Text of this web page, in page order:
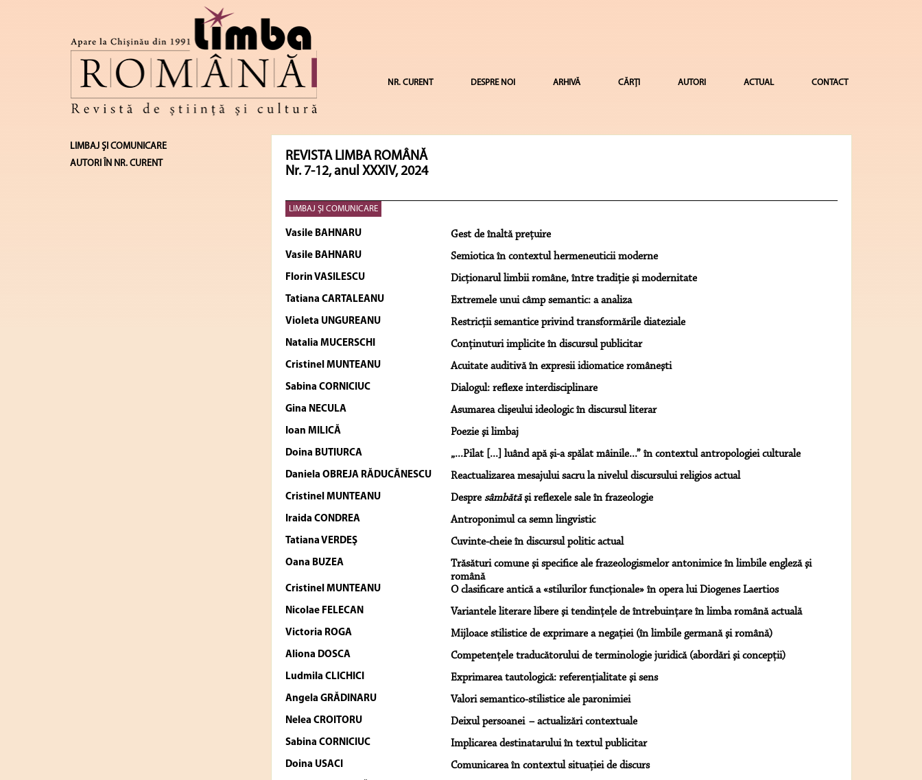
NR. CURENT DESPRE NOI ARHIVĂ CĂRȚI AUTORI ACTUAL CONTACT
LIMBAJ ŞI COMUNICARE
AUTORI ÎN NR. CURENT
REVISTA LIMBA ROMÂNĂ
Nr. 7-12, anul XXXIV, 2024
LIMBAJ ŞI COMUNICARE
Vasile BAHNARU Gest de înaltă preţuire
Vasile BAHNARU Semiotica în contextul hermeneuticii moderne
Florin VASILESCU Dicţionarul limbii române, între tradiţie şi modernitate
Tatiana CARTALEANU Extremele unui câmp semantic: a analiza
Violeta UNGUREANU Restricţii semantice privind transformările diateziale
Natalia MUCERSCHI Conţinuturi implicite în discursul publicitar
Cristinel MUNTEANU Acuitate auditivă în expresii idiomatice româneşti
Sabina CORNICIUC Dialogul: reflexe interdisciplinare
Gina NECULA Asumarea clişeului ideologic în discursul literar
Ioan MILICĂ Poezie şi limbaj
Doina BUTIURCA „...Pilat [...] luând apă şi-a spălat mâinile...” în contextul antropologiei culturale
Daniela OBREJA RĂDUCĂNESCU Reactualizarea mesajului sacru la nivelul discursului religios actual
Cristinel MUNTEANU Despresâmbătăşi reflexele sale în frazeologie
Iraida CONDREA Antroponimul ca semn lingvistic
Tatiana VERDEŞ Cuvinte-cheie în discursul politic actual
Oana BUZEA
Trăsături comune şi specifice ale frazeologismelor antonimice în limbile engleză şi
română
Cristinel MUNTEANU O clasificare antică a «stilurilor funcţionale» în opera lui Diogenes Laertios
Nicolae FELECAN Variantele literare libere şi tendinţele de întrebuinţare în limba română actuală
Victoria ROGA Mijloace stilistice de exprimare a negaţiei (în limbile germană şi română)
Aliona DOSCA Competenţele traducătorului de terminologie juridică (abordări şi concepţii)
Ludmila CLICHICI Exprimarea tautologică: referenţialitate şi sens
Angela GRĂDINARU Valori semantico-stilistice ale paronimiei
Nelea CROITORU Deixul persoanei – actualizări contextuale
Sabina CORNICIUC Implicarea destinatarului în textul publicitar
Doina USACI Comunicarea în contextul situaţiei de discurs